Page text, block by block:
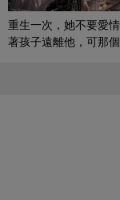
重生一次，她不要愛
著孩子遠離他，可那